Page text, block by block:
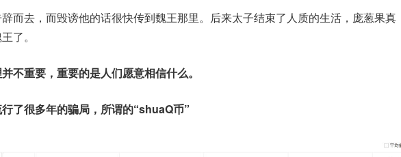
而去，而毁谤他的话很快传到魏王那里。后来太子结束了人质的生活，庞葱果真
了。
不重要，重要的是人们愿意相信什么。
了很多年的骗局，所谓的“shuaQ币”